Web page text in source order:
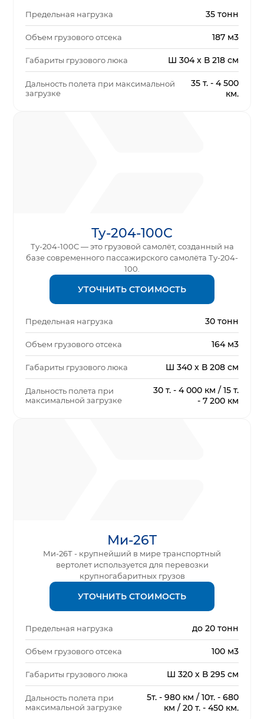
Предельная нагрузка 35 тонн
Объем грузового отсека 187 м3
Габариты грузового люка Ш 304 x В 218 см
Дальность полета при максимальной
загрузке
35 т. - 4 500
км.
Ту-204-100С
Ту-204-100С — это грузовой самолёт, созданный на
базе современного пассажирского самолёта Ту-204-
100.
УТОЧНИТЬ СТОИМОСТЬ
Предельная нагрузка 30 тонн
Объем грузового отсека 164 м3
Габариты грузового люка Ш 340 х В 208 см
Дальность полета при
максимальной загрузке
30 т. - 4 000 км / 15 т.
- 7 200 км
Ми-26Т
Ми-26Т - крупнейший в мире транспортный
вертолет используется для перевозки
крупногабаритных грузов
УТОЧНИТЬ СТОИМОСТЬ
Предельная нагрузка до 20 тонн
Объем грузового отсека 100 м3
Габариты грузового люка Ш 320 х В 295 см
Дальность полета при
максимальной загрузке
5т. - 980 км / 10т. - 680
км / 20 т. - 450 км.